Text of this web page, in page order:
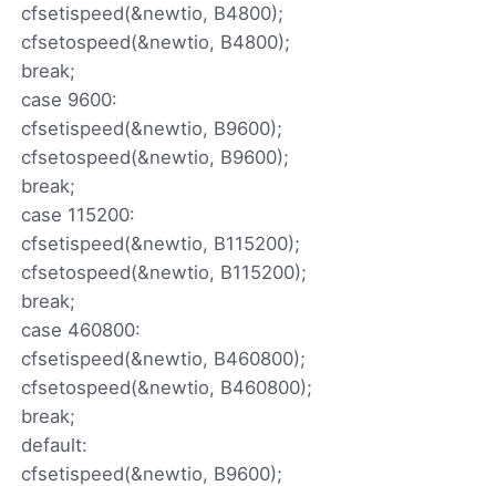
cfsetispeed(&newtio, B4800);
cfsetospeed(&newtio, B4800);
break;
case 9600:
cfsetispeed(&newtio, B9600);
cfsetospeed(&newtio, B9600);
break;
case 115200:
cfsetispeed(&newtio, B115200);
cfsetospeed(&newtio, B115200);
break;
case 460800:
cfsetispeed(&newtio, B460800);
cfsetospeed(&newtio, B460800);
break;
default:
cfsetispeed(&newtio, B9600);